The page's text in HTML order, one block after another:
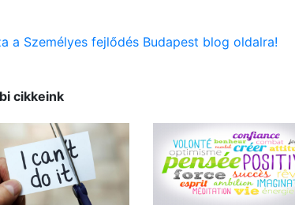
a Személyes fejlődés Budapest blog oldalra!
cikkeink